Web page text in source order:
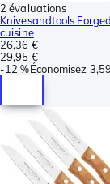
2 évaluations
Knivesandtools
cuisine
26,36 €
29,95 €
-12 %Économisez 3,59